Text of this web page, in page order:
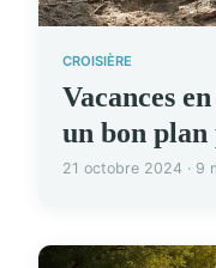
CROISIÈRE
Vacances
un bon plan
21 octobre 2024 · 9